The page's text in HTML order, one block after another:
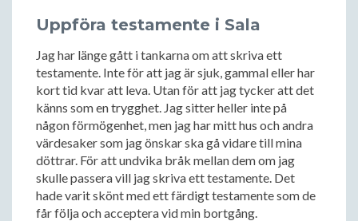
Uppföra testamente i Sala
Jag har länge gått i tankarna om att skriva ett
testamente. Inte för att jag är sjuk, gammal eller har
kort tid kvar att leva. Utan för att jag tycker att det
känns som en trygghet. Jag sitter heller inte på
någon förmögenhet, men jag har mitt hus och andra
värdesaker som jag önskar ska gå vidare till mina
döttrar. För att undvika bråk mellan dem om jag
skulle passera vill jag skriva ett testamente. Det
hade varit skönt med ett färdigt testamente som de
får följa och acceptera vid min bortgång.